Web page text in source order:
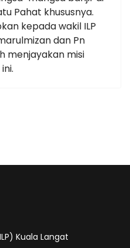
Pahat khususnya.
kepada wakil ILP
dan Pn
menjayakan misi
Kuala Langat